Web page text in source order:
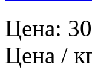
Цена:
Цена /